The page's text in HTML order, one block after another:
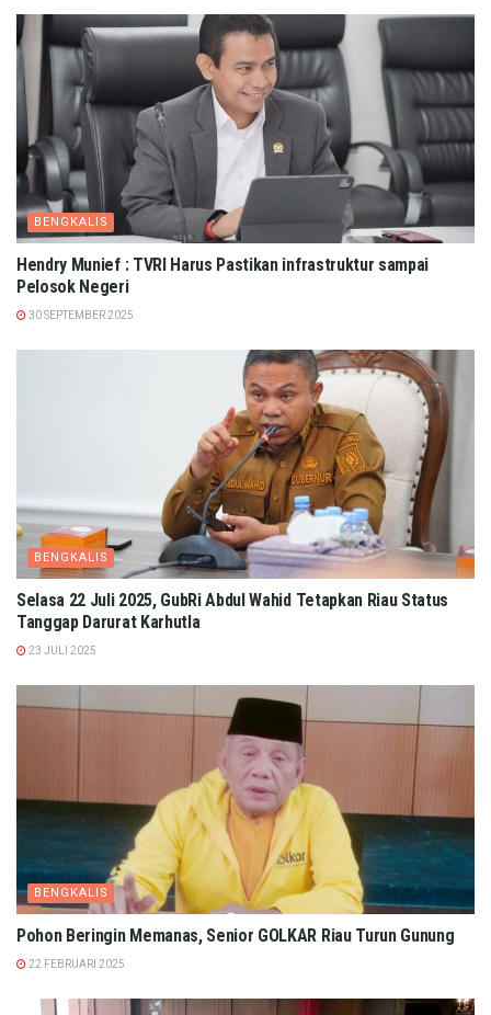
BENGKALIS
Hendry Munief : TVRI Harus Pastikan infrastruktur sampai
Pelosok Negeri
30 SEPTEMBER 2025
BENGKALIS
Selasa 22 Juli 2025, GubRi Abdul Wahid Tetapkan Riau Status
Tanggap Darurat Karhutla
23 JULI 2025
BENGKALIS
Pohon Beringin Memanas, Senior GOLKAR Riau Turun Gunung
22 FEBRUARI 2025